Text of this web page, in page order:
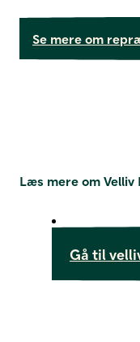
Se mere om
Læs mere om Velliv
Gå til